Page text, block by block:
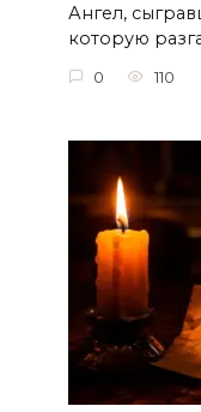
Ангел,
которую
0 110